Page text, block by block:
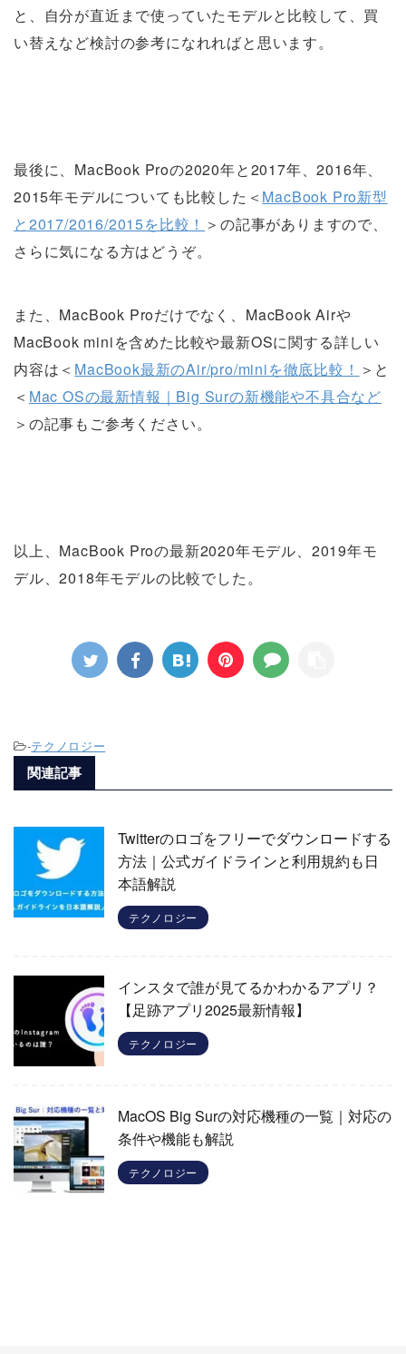
と、自分が直近まで使っていたモデルと比較して、買
い替えなど検討の参考になれればと思います。
最後に、MacBook Proの2020年と2017年、2016年、
2015年モデルについても比較した＜ MacBook Pro新型
と2017/2016/2015を比較！ ＞の記事がありますので、
さらに気になる方はどうぞ。
また、MacBook Proだけでなく、MacBook Airや
MacBook miniを含めた比較や最新OSに関する詳しい
内容は＜ MacBook最新のAir/pro/miniを徹底比較！ ＞と
＜ Mac OSの最新情報｜Big Surの新機能や不具合など
＞の記事もご参考ください。
以上、MacBook Proの最新2020年モデル、2019年モ
デル、2018年モデルの比較でした。
-テクノロジー
関連記事
Twitterのロゴをフリーでダウンロードする
方法｜公式ガイドラインと利用規約も日
本語解説
テクノロジー
インスタで誰が見てるかわかるアプリ？
【足跡アプリ2025最新情報】
テクノロジー
MacOS Big Surの対応機種の一覧｜対応の
条件や機能も解説
テクノロジー